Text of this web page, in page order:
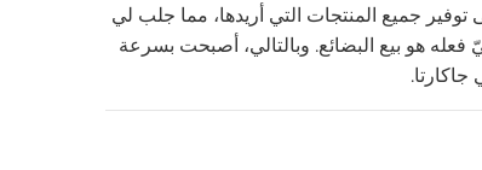
جميع المنتجات التي أريدها، مما جلب لي
هو بيع البضائع. وبالتالي، أصبحت بسرعة
جاكارتا.